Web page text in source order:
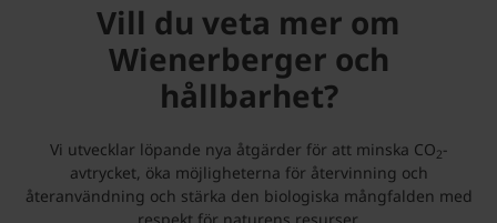
Vill du veta mer om
Wienerberger och
hållbarhet?
Vi utvecklar löpande nya åtgärder för att minska CO2-
avtrycket, öka möjligheterna för återvinning och
återanvändning och stärka den biologiska mångfalden med